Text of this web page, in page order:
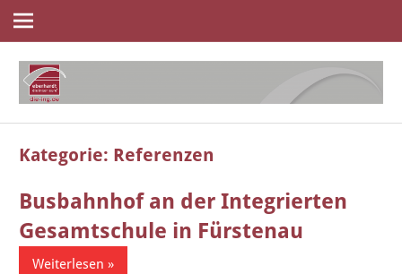
Navigation
Inhalt
springen
eberhardt
Kategorie: Referenzen
Busbahnhof an der Integrierten
Gesamtschule in Fürstenau
Weiterlesen